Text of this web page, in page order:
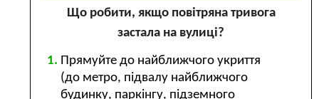
Що робити, якщо повітряна тривога
застала на вулиці?
Прямуйте до найближчого укриття
(до метро, підвалу найближчого
будинку, паркінгу, підземного